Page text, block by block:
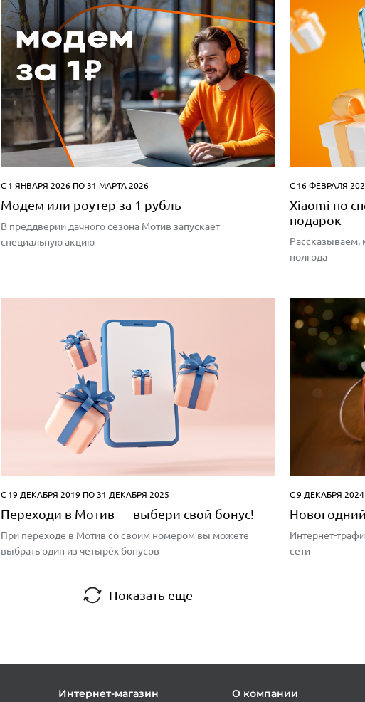
С 1 ЯНВАРЯ 2026 ПО 31 МАРТА 2026
Модем или роутер за 1 рубль
В преддверии дачного сезона Мотив запускает
специальную акцию
С 16 ФЕВРАЛЯ
Xiaomi по
подарок
Рассказываем,
полгода
С 19 ДЕКАБРЯ 2019 ПО 31 ДЕКАБРЯ 2025
Переходи в Мотив — выбери свой бонус!
При переходе в Мотив со своим номером вы можете
выбрать один из четырёх бонусов
С 9 ДЕКАБРЯ
Интернет-
сети
Показать еще
Интернет-магазин О компании